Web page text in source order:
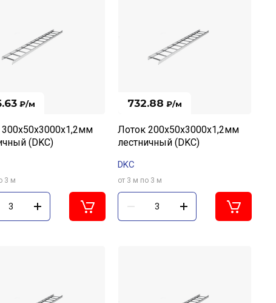
₽/м
(DKC)
3 м
732.88 ₽/м
Лоток 200х50х3000х1,2мм
лестничный (DKC)
DKC
от 3 м по 3 м